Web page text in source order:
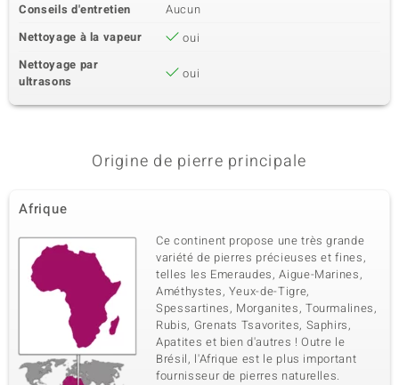
Conseils d'entretien
Aucun
Nettoyage à la vapeur
oui
Nettoyage par
ultrasons
oui
Origine de pierre principale
Afrique
Ce continent propose une très grande
variété de pierres précieuses et fines,
telles les Emeraudes, Aigue-Marines,
Améthystes, Yeux-de-Tigre,
Spessartines, Morganites, Tourmalines,
Rubis, Grenats Tsavorites, Saphirs,
Apatites et bien d'autres ! Outre le
Brésil, l'Afrique est le plus important
fournisseur de pierres naturelles.